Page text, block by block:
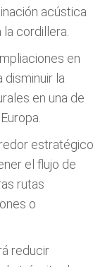
acústica
cordillera.
en
la
en una de
estratégico
el flujo de
rutas
o
reducir